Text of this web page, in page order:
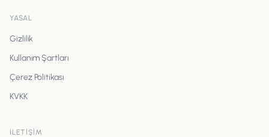
YASAL
Gizlilik
Kullanım Şartları
Çerez Politikası
KVKK
İLETIŞIM